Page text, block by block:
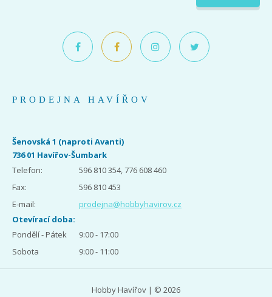
PRODEJNA HAVÍŘOV
Šenovská 1 (naproti Avanti)
736 01 Havířov-Šumbark
Telefon:
596 810 354, 776 608 460
Fax:
596 810 453
E-mail:
prodejna@hobbyhavirov.cz
Otevírací doba:
Pondělí - Pátek
9:00 - 17:00
Sobota
9:00 - 11:00
Hobby Havířov | © 2026